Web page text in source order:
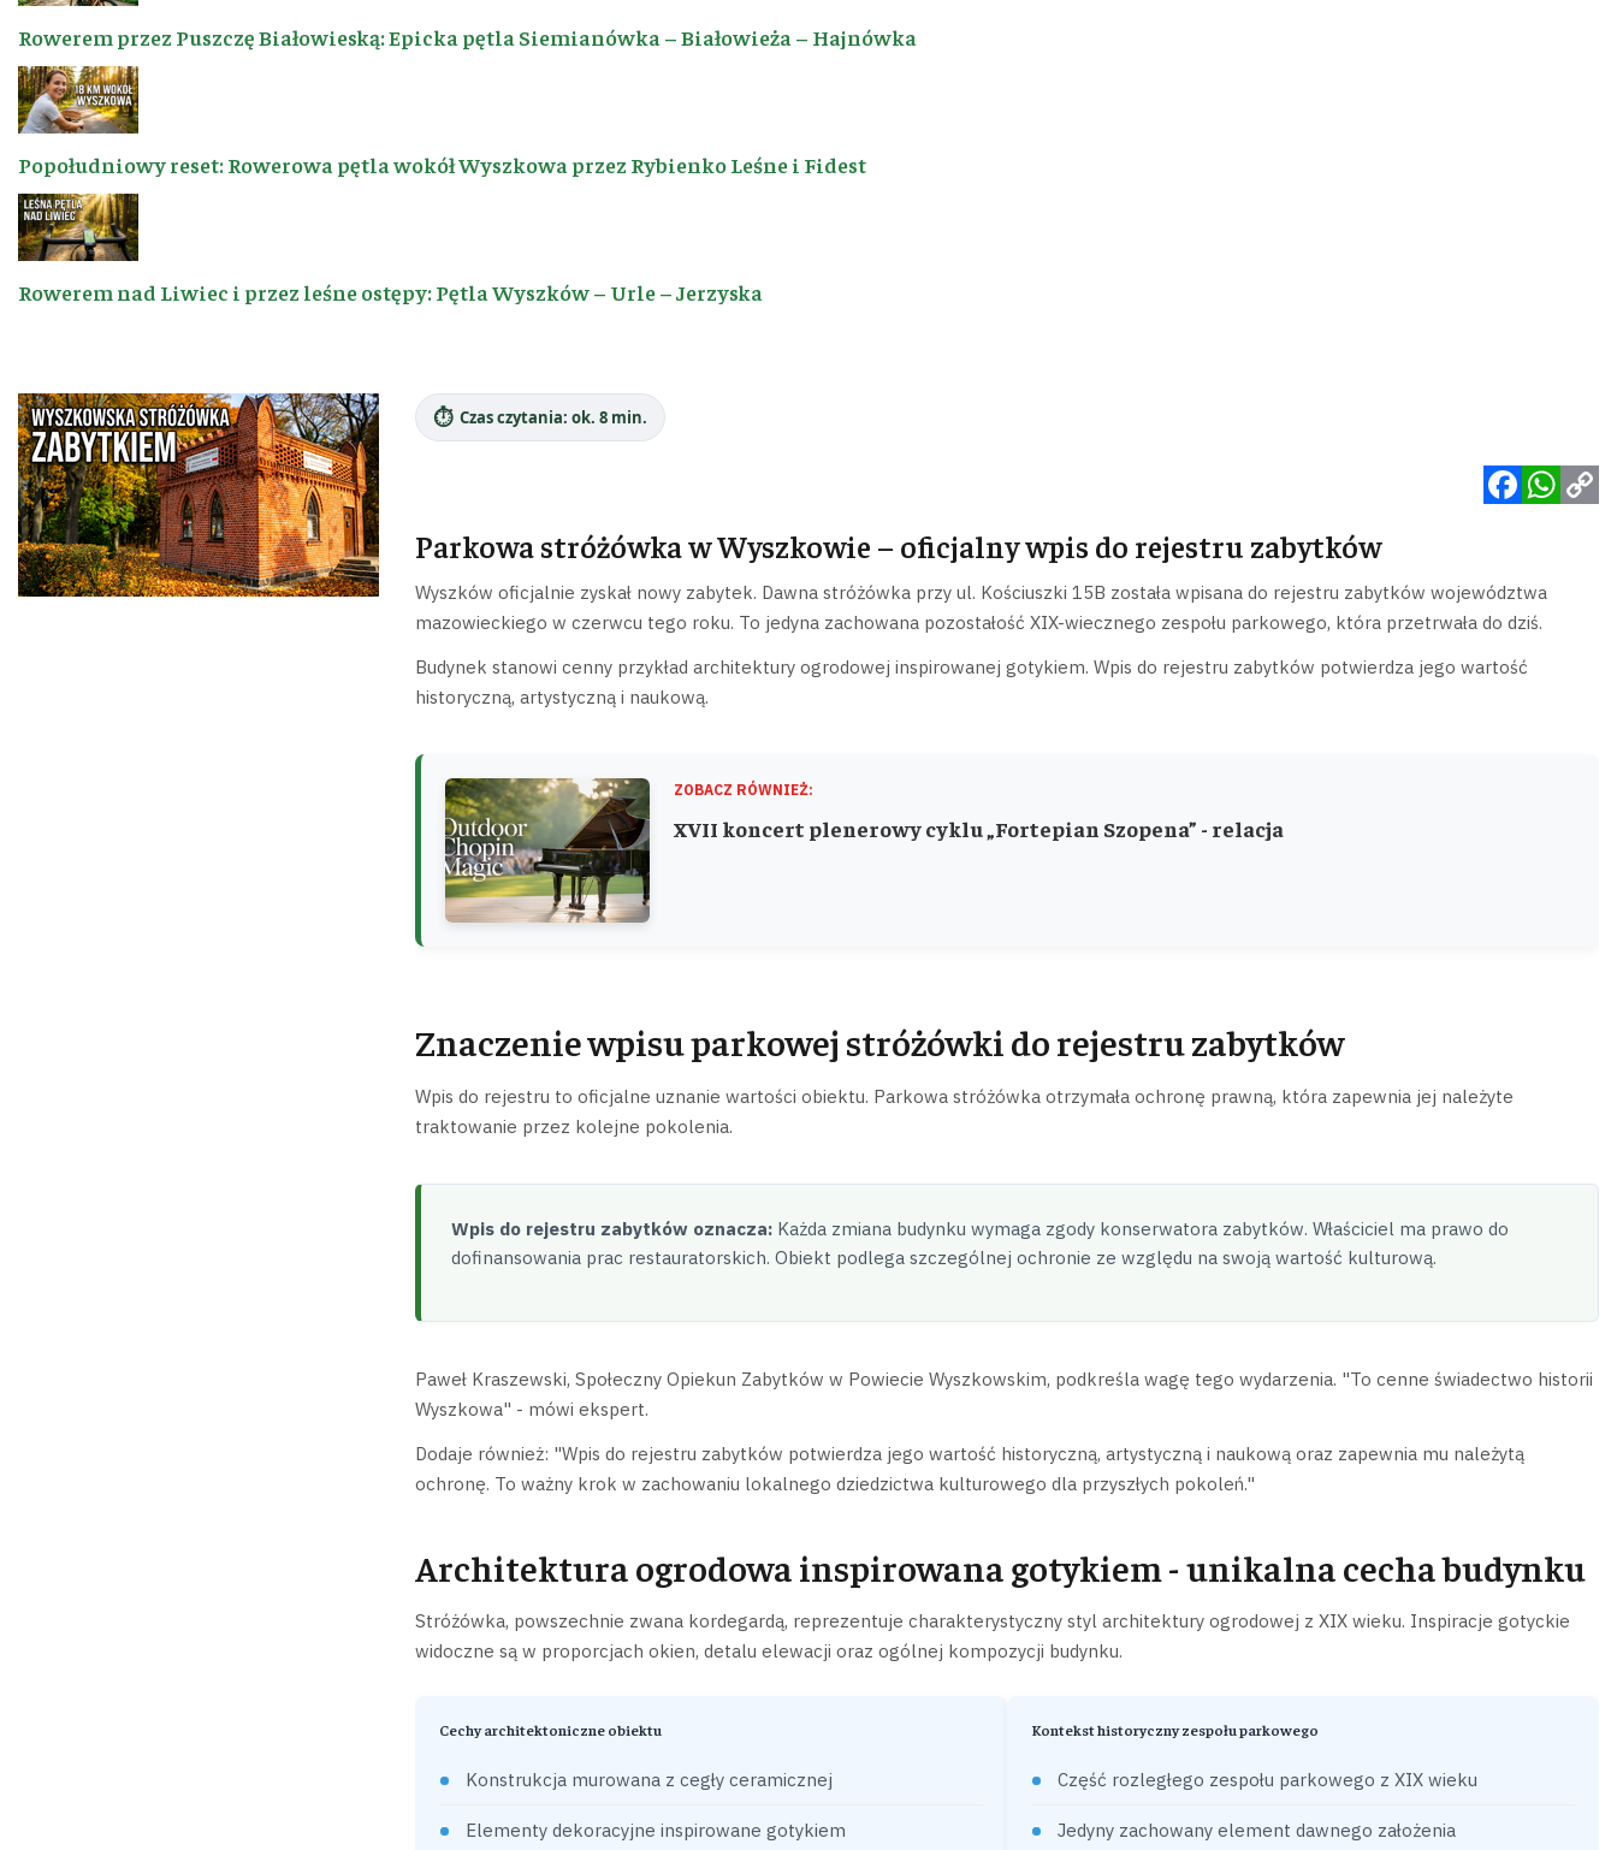
Rowerem przez Puszczę Białowieską: Epicka pętla Siemianówka – Białowieża – Hajnówka
Popołudniowy reset: Rowerowa pętla wokół Wyszkowa przez Rybienko Leśne i Fidest
Rowerem nad Liwiec i przez leśne ostępy: Pętla Wyszków – Urle – Jerzyska
⏱️ Czas czytania: ok. 8 min.
Parkowa stróżówka w Wyszkowie – oficjalny wpis do rejestru zabytków
Wyszków oficjalnie zyskał nowy zabytek. Dawna stróżówka przy ul. Kościuszki 15B została wpisana do rejestru zabytków województwa
mazowieckiego w czerwcu tego roku. To jedyna zachowana pozostałość XIX-wiecznego zespołu parkowego, która przetrwała do dziś.
Budynek stanowi cenny przykład architektury ogrodowej inspirowanej gotykiem. Wpis do rejestru zabytków potwierdza jego wartość
historyczną, artystyczną i naukową.
ZOBACZ RÓWNIEŻ:
XVII koncert plenerowy cyklu „Fortepian Szopena” - relacja
Znaczenie wpisu parkowej stróżówki do rejestru zabytków
Wpis do rejestru to oficjalne uznanie wartości obiektu. Parkowa stróżówka otrzymała ochronę prawną, która zapewnia jej należyte
traktowanie przez kolejne pokolenia.
Wpis do rejestru zabytków oznacza:Każda zmiana budynku wymaga zgody konserwatora zabytków. Właściciel ma prawo do
dofinansowania prac restauratorskich. Obiekt podlega szczególnej ochronie ze względu na swoją wartość kulturową.
Paweł Kraszewski, Społeczny Opiekun Zabytków w Powiecie Wyszkowskim, podkreśla wagę tego wydarzenia. "To cenne świadectwo historii
Wyszkowa" - mówi ekspert.
Dodaje również: "Wpis do rejestru zabytków potwierdza jego wartość historyczną, artystyczną i naukową oraz zapewnia mu należytą
ochronę. To ważny krok w zachowaniu lokalnego dziedzictwa kulturowego dla przyszłych pokoleń."
Architektura ogrodowa inspirowana gotykiem - unikalna cecha budynku
Stróżówka, powszechnie zwana kordegardą, reprezentuje charakterystyczny styl architektury ogrodowej z XIX wieku. Inspiracje gotyckie
widoczne są w proporcjach okien, detalu elewacji oraz ogólnej kompozycji budynku.
Cechy architektoniczne obiektu
Konstrukcja murowana z cegły ceramicznej
Elementy dekoracyjne inspirowane gotykiem
Kontekst historyczny zespołu parkowego
Część rozległego zespołu parkowego z XIX wieku
Jedyny zachowany element dawnego założenia